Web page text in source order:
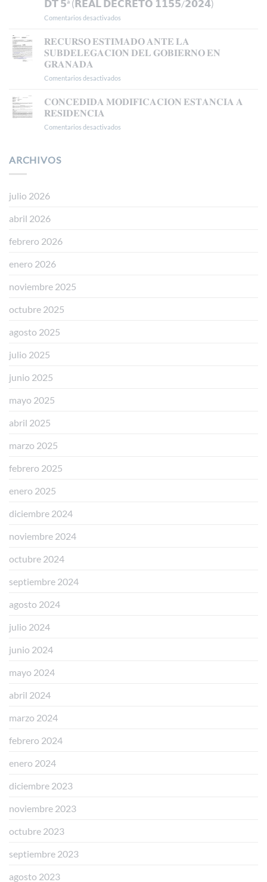
𝗘𝗟
𝗗𝗧 𝟱ª (𝗥𝗘𝗔𝗟 𝗗𝗘𝗖𝗥𝗘𝗧𝗢 𝟭𝟭𝟱𝟱/𝟮𝟬𝟮𝟰)
Comentarios desactivados
𝗔𝗨𝗧𝗢𝗥𝗜𝗭𝗔𝗖𝗜Ó𝗡
𝗗𝗘
𝗥𝗘𝗦𝗜𝗗𝗘𝗡𝗖𝗜𝗔
𝗔
𝐑𝐄𝐂𝐔𝐑𝐒𝐎 𝐄𝐒𝐓𝐈𝐌𝐀𝐃𝐎 𝐀𝐍𝐓𝐄 𝐋𝐀
𝐒𝐔𝐁𝐃𝐄𝐋𝐄𝐆𝐀𝐂𝐈𝐎𝐍 𝐃𝐄𝐋 𝐆𝐎𝐁𝐈𝐄𝐑𝐍𝐎 𝐄𝐍
𝐆𝐑𝐀𝐍𝐀𝐃𝐀
Comentarios desactivados
𝐄𝐒𝐓𝐈𝐌𝐀𝐃𝐎
𝐂𝐎𝐍𝐂𝐄𝐃𝐈𝐃𝐀 𝐌𝐎𝐃𝐈𝐅𝐈𝐂𝐀𝐂𝐈𝐎𝐍 𝐄𝐒𝐓𝐀𝐍𝐂𝐈𝐀 𝐀
𝐑𝐄𝐒𝐈𝐃𝐄𝐍𝐂𝐈𝐀
Comentarios desactivados
ARCHIVOS
julio 2026
abril 2026
febrero 2026
enero 2026
noviembre 2025
octubre 2025
agosto 2025
julio 2025
junio 2025
mayo 2025
abril 2025
marzo 2025
febrero 2025
enero 2025
diciembre 2024
noviembre 2024
octubre 2024
septiembre 2024
agosto 2024
julio 2024
junio 2024
mayo 2024
abril 2024
marzo 2024
febrero 2024
enero 2024
diciembre 2023
noviembre 2023
octubre 2023
septiembre 2023
agosto 2023